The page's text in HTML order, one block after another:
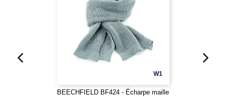
W1
BEECHFIELD BF424 - Écharpe maille